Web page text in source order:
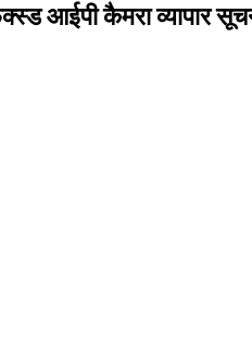
आईपी कैमरा व्यापार